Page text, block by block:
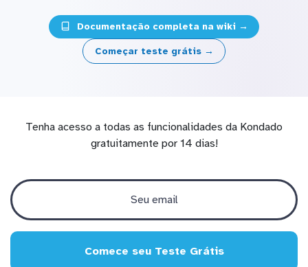
Documentação completa na wiki →
Começar teste grátis →
Tenha acesso a todas as funcionalidades da Kondado
gratuitamente por 14 dias!
Comece seu Teste Grátis